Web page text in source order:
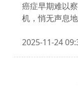
癌症早期难以
机，悄无声息
兆，解读2025
立即执行的早
2025-11-24